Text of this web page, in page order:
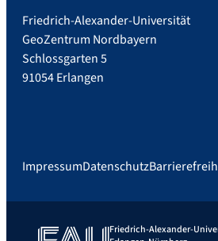
Friedrich-Alexander-Universität
GeoZentrum Nordbayern
Schlossgarten 5
91054 Erlangen
ImpressumDatenschutz
Friedrich-Alexander-